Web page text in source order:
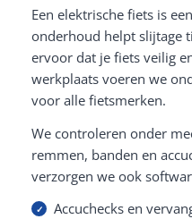
Een elektrische fiets is
onderhoud helpt slijtage
ervoor dat je fiets veilig
werkplaats voeren we
voor alle fietsmerken.
We controleren onder
remmen, banden en
verzorgen we ook
Accuchecks en